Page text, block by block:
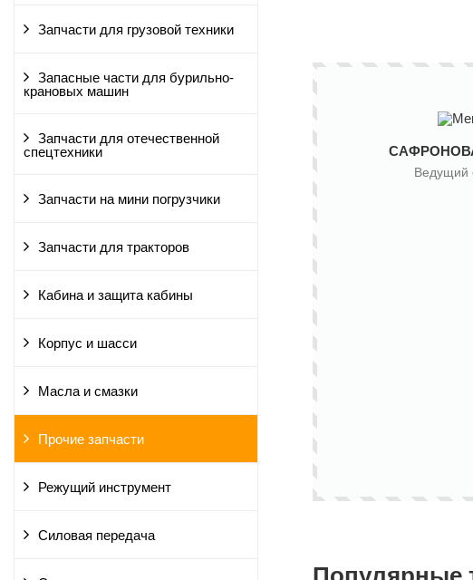
Запчасти для грузовой техники
Запасные части для бурильно-
крановых машин
Запчасти для отечественной
спецтехники
Запчасти на мини погрузчики
Запчасти для тракторов
Кабина и защита кабины
Корпус и шасси
Масла и смазки
Прочие запчасти
Режущий инструмент
Силовая передача
Ведущий